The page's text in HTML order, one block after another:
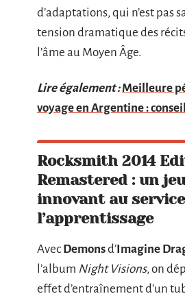
d’adaptations, qui n’est pas
tension dramatique des
l’âme au Moyen Âge.
Lire également : Meilleure
voyage en Argentine :
Rocksmith 2014
Remastered : un
innovant au
l’apprentissage
Avec Demonsd’Imagine
l’album Night Visions, on
effet d’entraînement d’un